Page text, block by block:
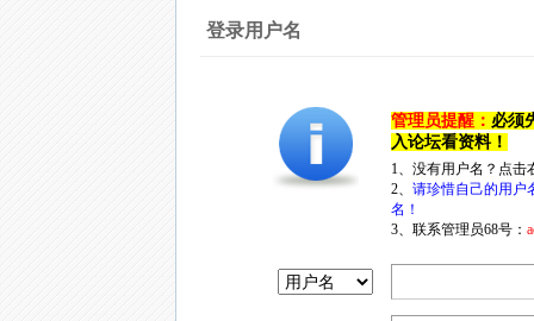
登录用户名
管理员提醒： 必须
入论坛看资料！
1、没有用户名？点
2、 请珍惜自己的用户
名！
3、联系管理员68号：